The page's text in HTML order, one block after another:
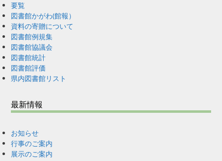
要覧
図書館かがわ(館報）
資料の寄贈について
図書館例規集
図書館協議会
図書館統計
図書館評価
県内図書館リスト
最新情報
お知らせ
行事のご案内
展示のご案内